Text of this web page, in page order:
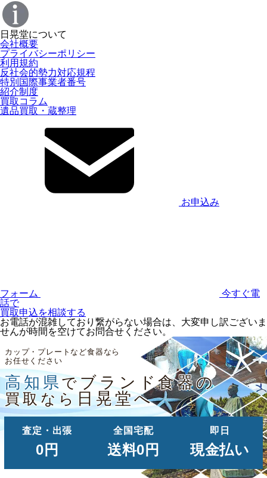
日晃堂について
会社概要
プライバシーポリシー
利用規約
反社会的勢力対応規程
特別国際事業者番号
紹介制度
買取コラム
遺品買取・蔵整理
お申込み
フォーム
今すぐ電
話で
買取申込を相談する
お電話が混雑しており繋がらない場合は、大変申し訳ございま
せんが時間を空けてお問合せください。
カップ・プレートなど食器なら
お任せください
高知県 でブランド食器の
買取なら日晃堂へ
査定・出張
0円
全国宅配
送料0円
即日
現金払い